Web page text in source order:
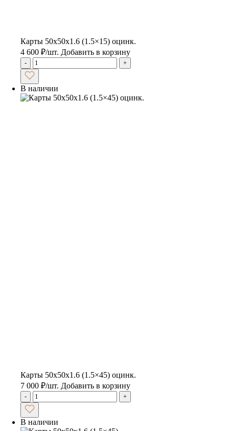
Карты 50x50x1.6 (1.5×15) оцинк.
4 600 ₽/шт. Добавить в корзину
- +
В наличии
Карты 50x50x1.6 (1.5×45) оцинк.
7 000 ₽/шт. Добавить в корзину
- +
В наличии